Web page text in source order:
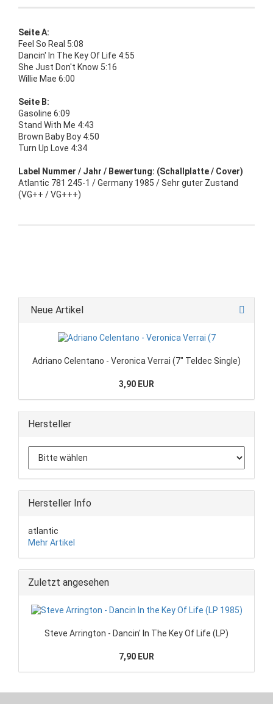
Seite A:
Feel So Real 5:08
Dancin' In The Key Of Life 4:55
She Just Don't Know 5:16
Willie Mae 6:00
Seite B:
Gasoline 6:09
Stand With Me 4:43
Brown Baby Boy 4:50
Turn Up Love 4:34
Label Nummer / Jahr / Bewertung: (Schallplatte / Cover)
Atlantic 781 245-1 / Germany 1985 / Sehr guter Zustand
(VG++ / VG+++)
Neue Artikel
Adriano Celentano - Veronica Verrai (7" Teldec Single)
3,90 EUR
Hersteller
Hersteller Info
atlantic
Mehr Artikel
Zuletzt angesehen
Steve Arrington - Dancin' In The Key Of Life (LP)
7,90 EUR